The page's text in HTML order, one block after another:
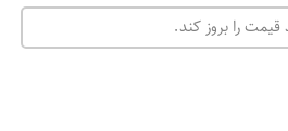
را بروز کند.